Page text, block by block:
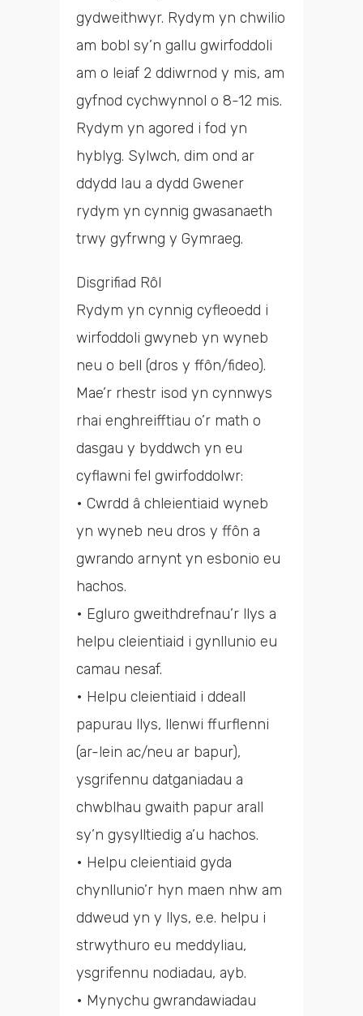
gydweithwyr. Rydym yn chwilio
am bobl sy’n gallu gwirfoddoli
am o leiaf 2 ddiwrnod y mis, am
gyfnod cychwynnol o 8-12 mis.
Rydym yn agored i fod yn
hyblyg. Sylwch, dim ond ar
ddydd Iau a dydd Gwener
rydym yn cynnig gwasanaeth
trwy gyfrwng y Gymraeg.
Disgrifiad Rôl
Rydym yn cynnig cyfleoedd i
wirfoddoli gwyneb yn wyneb
neu o bell (dros y ffôn/fideo).
Mae’r rhestr isod yn cynnwys
rhai enghreifftiau o’r math o
dasgau y byddwch yn eu
cyflawni fel gwirfoddolwr:
• Cwrdd â chleientiaid wyneb
yn wyneb neu dros y ffôn a
gwrando arnynt yn esbonio eu
hachos.
• Egluro gweithdrefnau’r llys a
helpu cleientiaid i gynllunio eu
camau nesaf.
• Helpu cleientiaid i ddeall
papurau llys, llenwi ffurflenni
(ar-lein ac/neu ar bapur),
ysgrifennu datganiadau a
chwblhau gwaith papur arall
sy’n gysylltiedig a’u hachos.
• Helpu cleientiaid gyda
chynllunio’r hyn maen nhw am
ddweud yn y llys, e.e. helpu i
strwythuro eu meddyliau,
ysgrifennu nodiadau, ayb.
• Mynychu gwrandawiadau